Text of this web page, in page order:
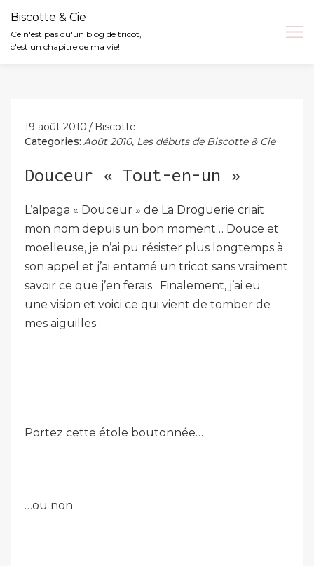
Biscotte & Cie
Ce n'est pas qu'un blog de tricot,
c'est un chapitre de ma vie!
19 août 2010
Biscotte
Categories: Août 2010, Les débuts de Biscotte & Cie
Douceur « Tout-en-un »
L’alpaga « Douceur » de La Droguerie criait
mon nom depuis un bon moment… Douce et
moelleuse, je n’ai pu résister plus longtemps à
son appel et j’ai entamé un tricot sans vraiment
savoir ce que j’en ferais. Finalement, j’ai eu
une vision et voici ce qui vient de tomber de
mes aiguilles :
Portez cette étole boutonnée…
…ou non